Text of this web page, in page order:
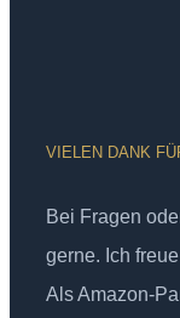
VIELEN DANK
Bei Fragen
gerne. Ich
Als Amazon-